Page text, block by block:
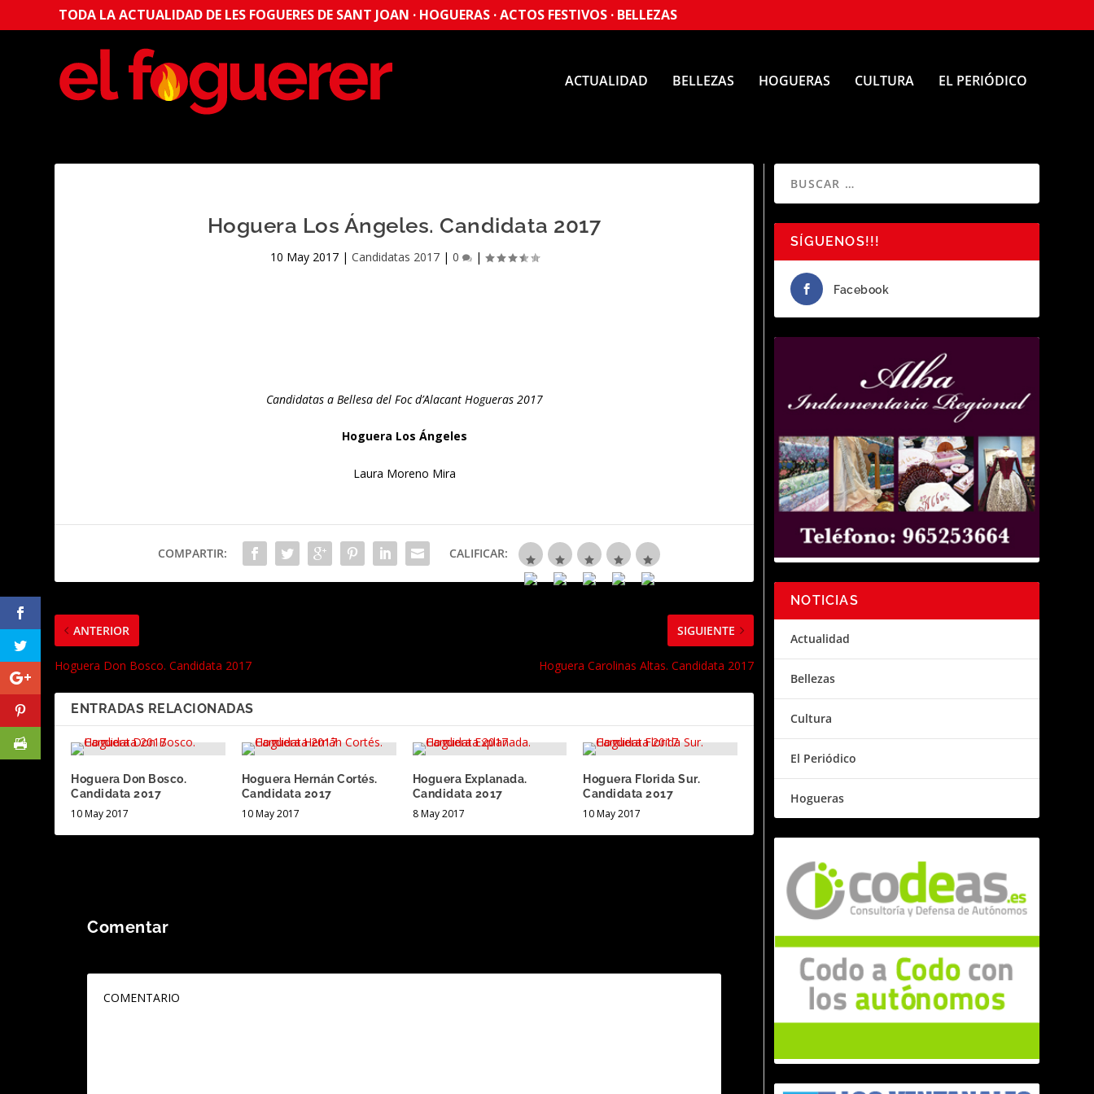
TODA LA ACTUALIDAD DE LES FOGUERES DE SANT JOAN · HOGUERAS · ACTOS FESTIVOS · BELLEZAS
ACTUALIDAD BELLEZAS HOGUERAS CULTURA EL PERIÓDICO
Hoguera Los Ángeles. Candidata 2017
10 May 2017| Candidatas 2017| 0 |
Candidatas a Bellesa del Foc d’Alacant Hogueras 2017
Hoguera Los Ángeles
Laura Moreno Mira
COMPARTIR: CALIFICAR:
ANTERIOR
Hoguera Don Bosco. Candidata 2017
SIGUIENTE
Hoguera Carolinas Altas. Candidata 2017
ENTRADAS RELACIONADAS
Hoguera Don Bosco.
Candidata 2017
10 May 2017
Hoguera Hernán Cortés.
Candidata 2017
10 May 2017
Hoguera Explanada.
Candidata 2017
8 May 2017
Hoguera Florida Sur.
Candidata 2017
10 May 2017
Comentar
SÍGUENOS!!!
Facebook
NOTICIAS
Actualidad
Bellezas
Cultura
El Periódico
Hogueras